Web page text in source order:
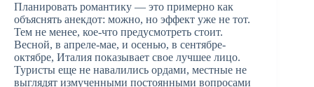
Планировать романтику — это примерно как
объяснять анекдот: можно, но эффект уже не тот.
Тем не менее, кое-что предусмотреть стоит.
Весной, в апреле-мае, и осенью, в сентябре-
октябре, Италия показывает свое лучшее лицо.
Туристы еще не навалились ордами, местные не
выглядят измученными постоянными вопросами